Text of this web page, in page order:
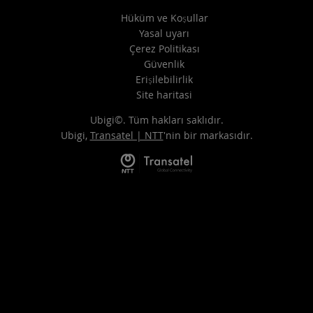
Hüküm ve Koşullar
Yasal uyarı
Çerez Politikası
Güvenlik
Erişilebilirlik
Site haritasi
Ubigi©. Tüm hakları saklıdır.
Ubigi, Transatel | NTT'nin bir markasıdır.